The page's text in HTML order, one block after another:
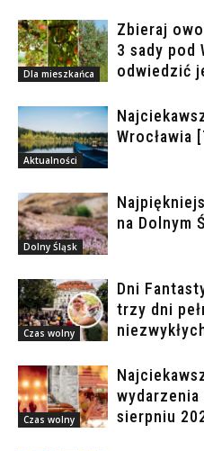
Dla mieszkańca
Zbieraj
3 sady pod
odwiedzić
Aktualności
Wrocławia
Dolny Śląsk
na Dolnym
Czas wolny
Dni
trzy dni
Czas wolny
wydarzenia
sierpniu